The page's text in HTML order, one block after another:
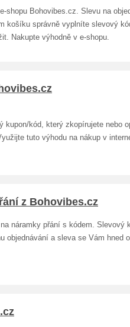
shopu Bohovibes.cz. Slevu na
košíku správně vyplníte slevový
Nakupte výhodně v e-shopu.
kupon/kód, který zkopírujete nebo
tuto výhodu na nákup v
z Bohovibes.cz
náramky přání s kódem. Slevový
objednávání a sleva se Vám hned